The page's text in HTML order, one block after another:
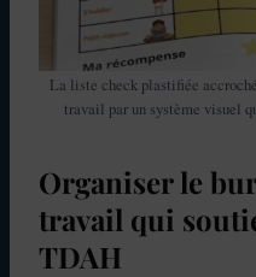
La liste check plastifiée
travail par un système visuel
Organiser le
travail qui
TDAH